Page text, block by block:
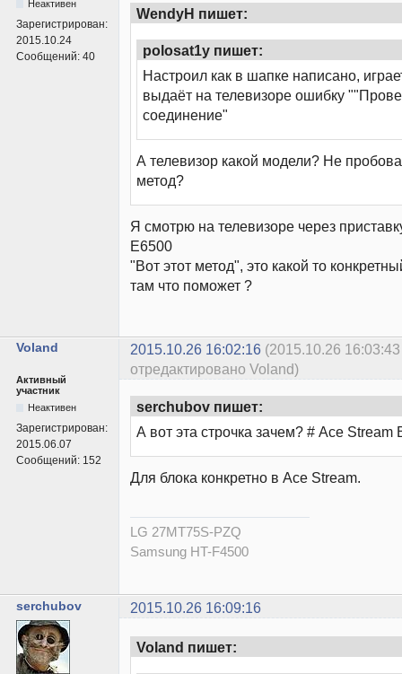
Неактивен
Зарегистрирован:
2015.10.24
Сообщений: 40
WendyH пишет:
polosat1y пишет:
Настроил как в шапке написано,
выдаёт на телевизоре ошибку
соединение"
А телевизор какой модели? Не
метод?
Я смотрю на телевизоре через
E6500
"Вот этот метод", это какой то
там что поможет ?
Voland 2015.10.26 16:02:16 (2015.10.26 16:03:43
отредактировано Voland)
Активный
участник
Неактивен
Зарегистрирован:
2015.06.07
Сообщений: 152
serchubov пишет:
А вот эта строчка зачем? # Ace Stream
Для блока конкретно в Ace Stream.
LG 27MT75S-PZQ
Samsung HT-F4500
serchubov 2015.10.26 16:09:16
Voland пишет: